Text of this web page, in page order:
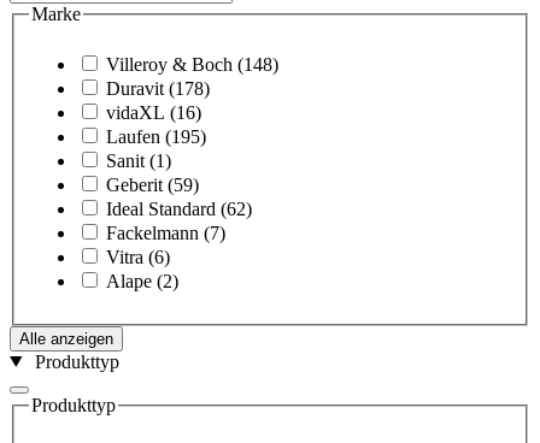
Marke
Villeroy & Boch (148)
Duravit (178)
vidaXL (16)
Laufen (195)
Sanit (1)
Geberit (59)
Ideal Standard (62)
Fackelmann (7)
Vitra (6)
Alape (2)
Alle anzeigen
Produkttyp
Produkttyp